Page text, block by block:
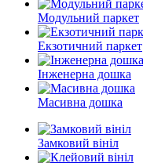
Модульний паркет
Екзотичний паркет
Інженерна дошка
Масивна дошка
Замковий вініл